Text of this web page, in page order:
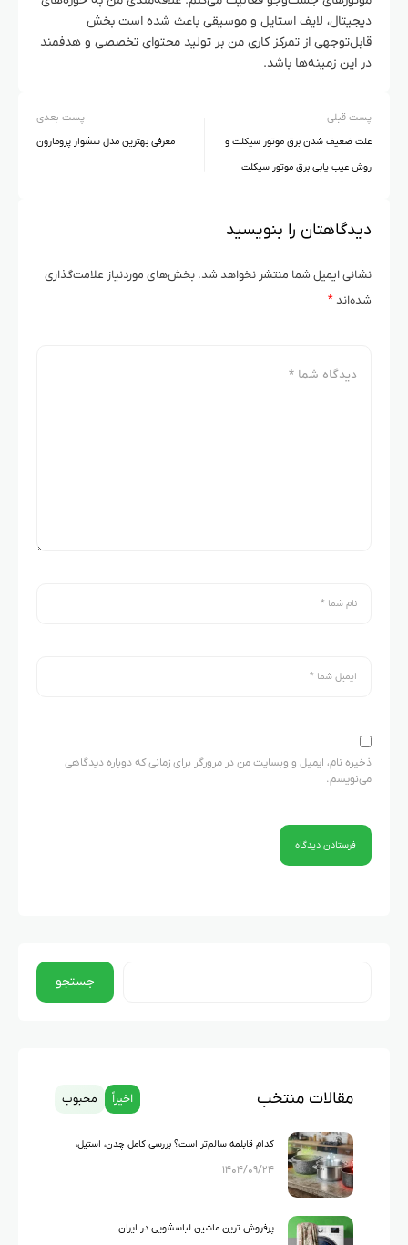
دیجیتال، لایف استایل و موسیقی باعث شده است بخش
قابل‌توجهی از تمرکز کاری من بر تولید محتوای تخصصی و هدفمند
در این زمینه‌ها باشد.
پست قبلی
علت ضعیف شدن برق موتور سیکلت و
روش عیب یابی برق موتور سیکلت
پست بعدی
معرفی بهترین مدل سشوار پرومارون
دیدگاهتان را بنویسید
نشانی ایمیل شما منتشر نخواهد شد. بخش‌های موردنیاز علامت‌گذاری
شده‌اند*
ذخیره نام، ایمیل و وبسایت من در مرورگر برای زمانی که دوباره دیدگاهی
می‌نویسم.
جستجو
مقالات منتخب اخیراً محبوب
کدام قابلمه سالم‌تر است؟ بررسی کامل چدن، استیل،
گرانیت و تفلون
۱۴۰۴/۰۹/۲۴
پرفروش ترین ماشین لباسشویی در ایران